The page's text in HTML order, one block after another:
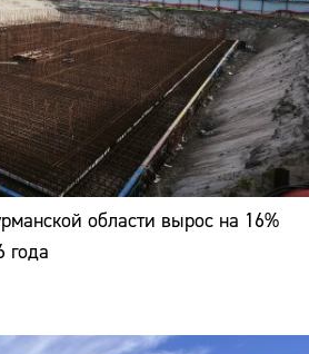
области вырос на 16%
года